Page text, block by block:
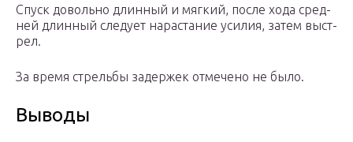
Спуск до­воль­но длин­ный и мяг­кий, по­сле хо­да сред­
ней длин­ный сле­ду­ет на­ра­с­та­ние уси­лия, за­тем вы­ст­
рел.
За вре­мя стрель­бы за­дер­жек от­ме­че­но не бы­ло.
Вы­во­ды